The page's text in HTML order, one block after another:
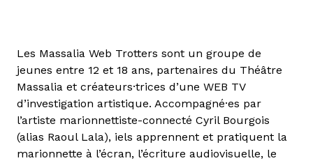
Les Massalia Web Trotters sont un groupe de
jeunes entre 12 et 18 ans, partenaires du Théâtre
Massalia et créateurs·trices d’une WEB TV
d’investigation artistique. Accompagné·es par
l’artiste marionnettiste-connecté Cyril Bourgois
(alias Raoul Lala), iels apprennent et pratiquent la
marionnette à l’écran, l’écriture audiovisuelle, le